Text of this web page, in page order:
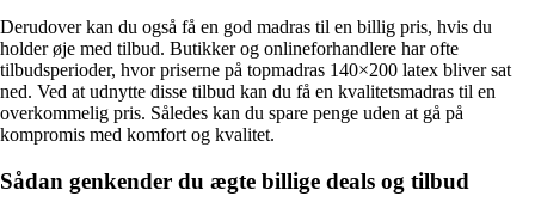
Derudover kan du også få en god madras til en billig pris, hvis du
holder øje med tilbud. Butikker og onlineforhandlere har ofte
tilbudsperioder, hvor priserne på topmadras 140×200 latex bliver sat
ned. Ved at udnytte disse tilbud kan du få en kvalitetsmadras til en
overkommelig pris. Således kan du spare penge uden at gå på
kompromis med komfort og kvalitet.
Sådan genkender du ægte billige deals og tilbud